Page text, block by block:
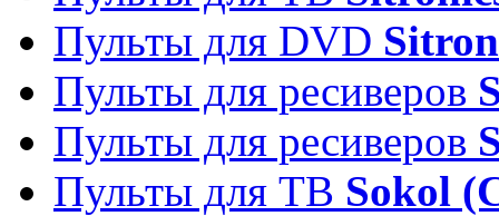
Пульты для DVD
Пульты для ресиверов
Пульты для ресиверов
Пульты для ТВ Sokol